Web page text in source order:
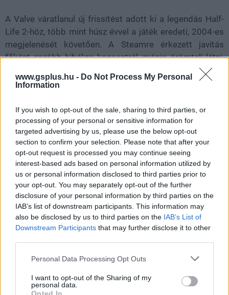
www.gsplus.hu - Do Not Process My Personal
Information
If you wish to opt-out of the sale, sharing to third parties, or
processing of your personal or sensitive information for
targeted advertising by us, please use the below opt-out
section to confirm your selection. Please note that after your
opt-out request is processed you may continue seeing
interest-based ads based on personal information utilized by
us or personal information disclosed to third parties prior to
your opt-out. You may separately opt-out of the further
disclosure of your personal information by third parties on the
IAB’s list of downstream participants. This information may
also be disclosed by us to third parties on the IAB’s List of
Downstream Participants that may further disclose it to other
Please note that this website/app uses one or more Google
not limited to your visit or usage behaviour. You may click to
grant or deny consent to Google and its third-party tags to
Personal Data Processing Opt Outs
I want to opt-out of the Sharing of my
personal data.
A Valve váratlanul új frissítést adott ki a legendás Half-
Life 2-höz, több mint húsz évvel a játék eredeti, 2004-es
megjelenését követően. A Steamre érkezett javítás
főként apróbb hibákra koncentrál, mégis örömteli látni,
hogy a cég ennyi idő után is támogatja az egyik
legnagyobb hatású belső nézetes lövöldözős játékát.
ez is különleges figyelmesség.
A frissítés jegyzéke szerint két hibát javítottak az
Entanglement fejezetben, köztük egy problémát, amely
lehetővé tette, hogy NPC-k falakon keresztül lőjenek,
valamint egy másikat, ahol Alyx útban állhatott a
játékosnak a teleportálás során. Emellett visszaállították
a vonat sebességét a Highway 17 szakasz végén, hogy
jobban igazodjon az eredeti, 2004-es nehézségi szinthez.
Bár nem egy átfogó tartalmi frissítésről van szó, a Valve
ezzel is bizonyítja, hogy nem felejtette el korábbi
mesterművét.
Ez nem az első alkalom, hogy a Half-Life 2 új életre kel: a